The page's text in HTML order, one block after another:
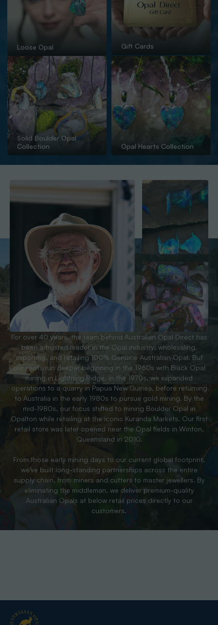
Loose Opal Gift Cards
Solid Boulder Opal
Collection
Opal Hearts Collection
For over 40 years, the team behind Australian Opal Direct has
been a trusted leader in the Opal industry; wholesaling,
exporting, and retailing 100% Genuine Australian Opal. But
our roots run deeper beginning in the 1960s with Black Opal
mining in Lightning Ridge. In the 1970s, we expanded
operations to a quarry in Papua New Guinea, before returning
to Australia in the early 1980s to pursue gold mining. By the
mid-1980s, our focus shifted to mining Boulder Opal in
Opalton while retailing at the iconic Kuranda Markets. Our first
retail store was later opened near the Opal fields in Winton,
Queensland in 2010.
From those early mining days to our current global footprint,
we’ve built long-standing partnerships across the entire
supply chain, from miners and cutters to master jewellers. By
eliminating the middleman, we deliver premium-quality
Australian Opals at below retail prices directly to our
customers.